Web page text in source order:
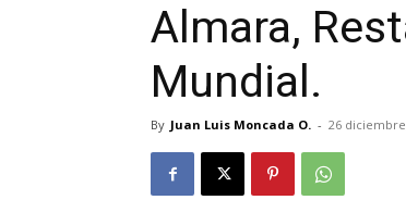
Almara,
Mundial.
By Juan Luis Moncada O. - 26